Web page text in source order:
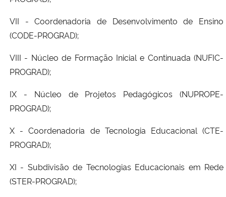
VII - Coordenadoria de Desenvolvimento de Ensino
(CODE-PROGRAD);
VIII - Núcleo de Formação Inicial e Continuada (NUFIC-
PROGRAD);
IX - Núcleo de Projetos Pedagógicos (NUPROPE-
PROGRAD);
X - Coordenadoria de Tecnologia Educacional (CTE-
PROGRAD);
XI - Subdivisão de Tecnologias Educacionais em Rede
(STER-PROGRAD);